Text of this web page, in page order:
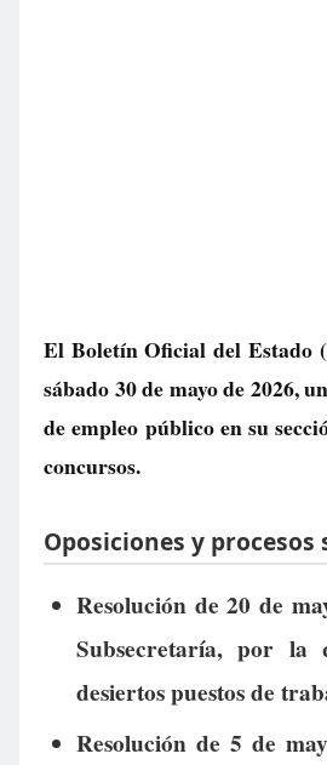
El Boletín Oficial del Estado
sábado 30 de mayo de 2026,
de empleo públicoen su
concursos.
Oposiciones y procesos
Resolución de 20 de
Subsecretaría, por la
desiertos puestos de
Resolución de 5 de